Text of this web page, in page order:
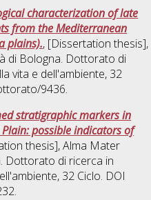
characterization of late
from the Mediterranean
plains)., [Dissertation thesis],
di Bologna. Dottorato di
vita e dell'ambiente, 32
9436.
stratigraphic markers in
possible indicators of
thesis], Alma Mater
Dottorato di ricerca in
, 32 Ciclo. DOI